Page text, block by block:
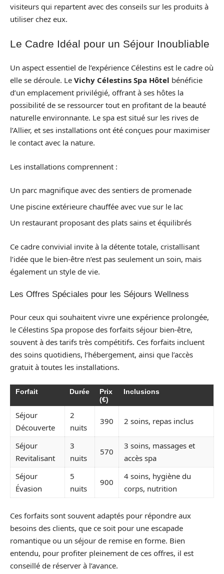
visiteurs qui repartent avec des conseils sur les produits à
utiliser chez eux.
Le Cadre Idéal pour un Séjour Inoubliable
Un aspect essentiel de l’expérience Célestins est le cadre où
elle se déroule. Le Vichy Célestins Spa Hôtel bénéficie
d’un emplacement privilégié, offrant à ses hôtes la
possibilité de se ressourcer tout en profitant de la beauté
naturelle environnante. Le spa est situé sur les rives de
l’Allier, et ses installations ont été conçues pour maximiser
le contact avec la nature.
Les installations comprennent :
Un parc magnifique avec des sentiers de promenade
Une piscine extérieure chauffée avec vue sur le lac
Un restaurant proposant des plats sains et équilibrés
Ce cadre convivial invite à la détente totale, cristallisant
l’idée que le bien-être n’est pas seulement un soin, mais
également un style de vie.
Les Offres Spéciales pour les Séjours Wellness
Pour ceux qui souhaitent vivre une expérience prolongée,
le Célestins Spa propose des forfaits séjour bien-être,
souvent à des tarifs très compétitifs. Ces forfaits incluent
des soins quotidiens, l’hébergement, ainsi que l’accès
gratuit à toutes les installations.
Forfait Durée
Prix
(€)
Inclusions
Séjour
Découverte
2
nuits
390 2 soins, repas inclus
Séjour
Revitalisant
3
nuits
570
3 soins, massages et
accès spa
Séjour
Évasion
5
nuits
900
4 soins, hygiène du
corps, nutrition
Ces forfaits sont souvent adaptés pour répondre aux
besoins des clients, que ce soit pour une escapade
romantique ou un séjour de remise en forme. Bien
entendu, pour profiter pleinement de ces offres, il est
conseillé de réserver à l’avance.